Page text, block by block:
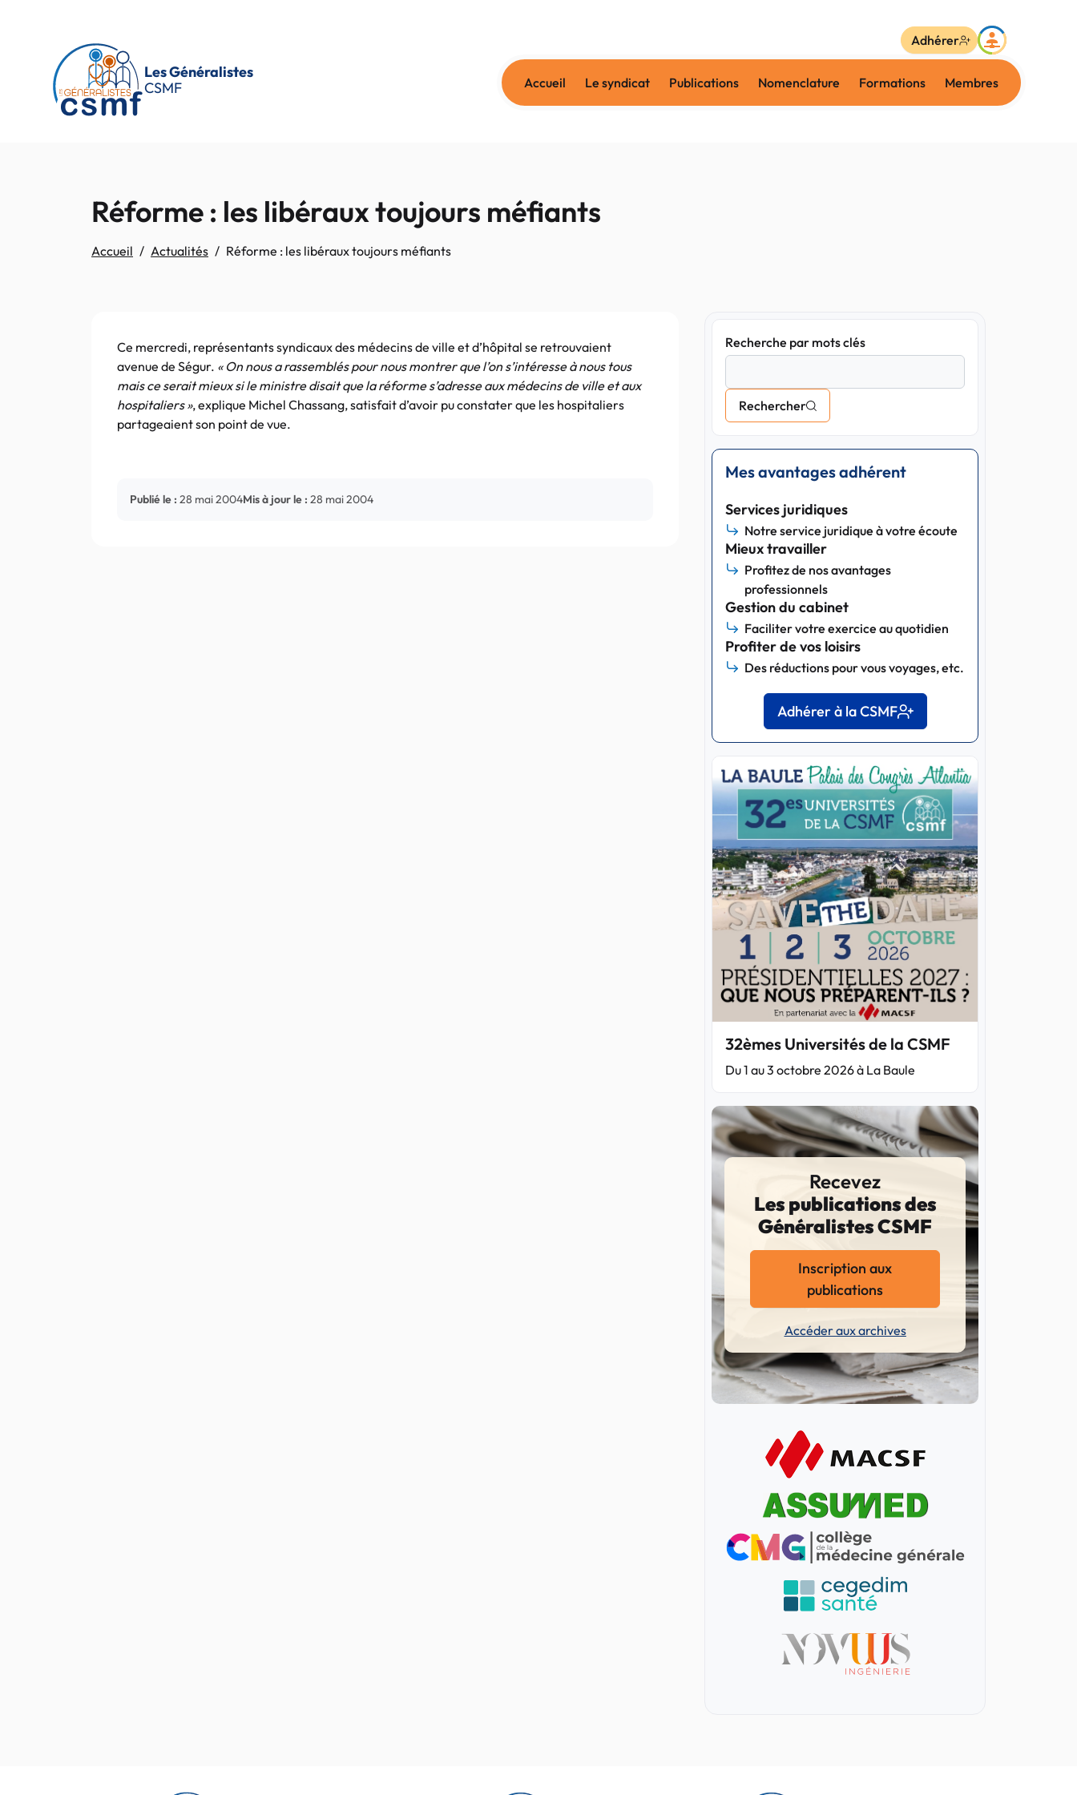
Les Généralistes
CSMF
Accueil Le syndicat Publications Nomenclature Formations Membres
Adhérer
Réforme : les libéraux toujours méfiants
Accueil Actualités Réforme : les libéraux toujours méfiants
Ce mercredi, représentants syndicaux des médecins de ville et d’hôpital se retrouvaient
avenue de Ségur. « On nous a rassemblés pour nous montrer que l’on s’intéresse à nous tous
mais ce serait mieux si le ministre disait que la réforme s’adresse aux médecins de ville et aux
hospitaliers », explique Michel Chassang, satisfait d’avoir pu constater que les hospitaliers
partageaient son point de vue.
Publié le : 28 mai 2004Mis à jour le : 28 mai 2004
Recherche par mots clés
Rechercher
Mes avantages adhérent
Services juridiques
Notre service juridique à votre écoute
Mieux travailler
Profitez de nos avantages
professionnels
Gestion du cabinet
Faciliter votre exercice au quotidien
Profiter de vos loisirs
Des réductions pour vous voyages, etc.
Adhérer à la CSMF
32èmes Universités de la CSMF
Du 1 au 3 octobre 2026 à La Baule
Recevez
Les publications des
Généralistes CSMF
Inscription aux
publications
Accéder aux archives